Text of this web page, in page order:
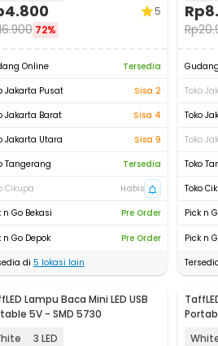
4.800
72%
5
Online
Tersedia
Jakarta Pusat
Sisa 2
Jakarta Barat
Sisa 4
Jakarta Utara
Sisa 9
Tangerang
Tersedia
Cikupa
Habis
n Go Bekasi
Pre Order
n Go Depok
Pre Order
di 5 lokasi lain
Rp
Rp
Toko
Toko
Toko
Toko
Toko
Pick n
Pick n
Lampu Baca Mini LED USB
5V - SMD 5730
3 LED